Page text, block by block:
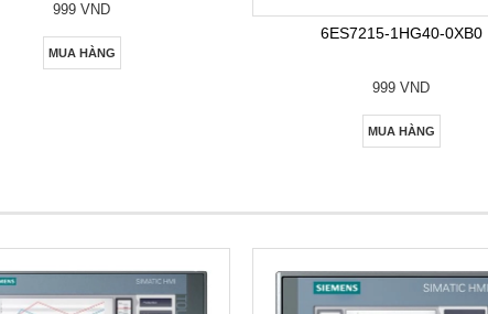
999 VND
MUA HÀNG
6ES7215-1HG40-0XB0
999 VND
MUA HÀNG